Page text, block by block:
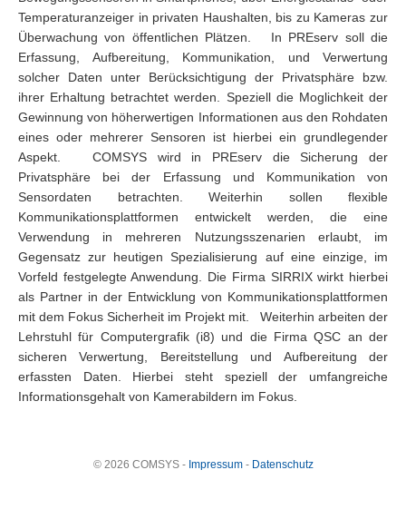
Temperaturanzeiger in privaten Haushalten, bis zu Kameras zur
Überwachung von öffentlichen Plätzen. In PREserv soll die
Erfassung, Aufbereitung, Kommunikation, und Verwertung
solcher Daten unter Berücksichtigung der Privatsphäre bzw.
ihrer Erhaltung betrachtet werden. Speziell die Moglichkeit der
Gewinnung von höherwertigen Informationen aus den Rohdaten
eines oder mehrerer Sensoren ist hierbei ein grundlegender
Aspekt. COMSYS wird in PREserv die Sicherung der
Privatsphäre bei der Erfassung und Kommunikation von
Sensordaten betrachten. Weiterhin sollen flexible
Kommunikationsplattformen entwickelt werden, die eine
Verwendung in mehreren Nutzungsszenarien erlaubt, im
Gegensatz zur heutigen Spezialisierung auf eine einzige, im
Vorfeld festgelegte Anwendung. Die Firma SIRRIX wirkt hierbei
als Partner in der Entwicklung von Kommunikationsplattformen
mit dem Fokus Sicherheit im Projekt mit. Weiterhin arbeiten der
Lehrstuhl für Computergrafik (i8) und die Firma QSC an der
sicheren Verwertung, Bereitstellung und Aufbereitung der
erfassten Daten. Hierbei steht speziell der umfangreiche
Informationsgehalt von Kamerabildern im Fokus.
© 2026 COMSYS - Impressum- Datenschutz